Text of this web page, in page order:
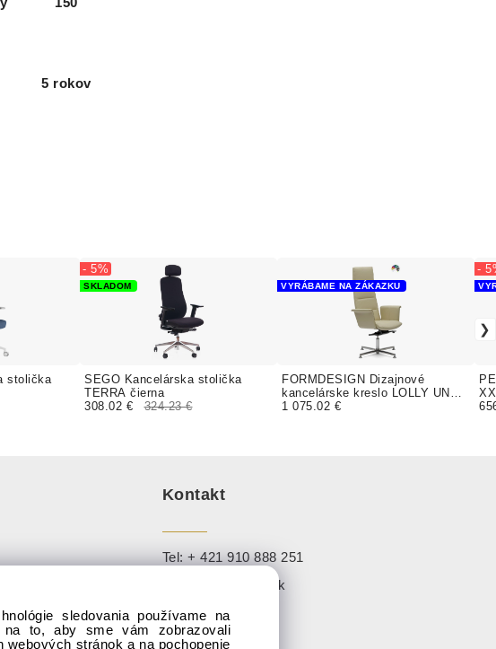
5 rokov
stolička
SEGO Kancelárska stolička
TERRA čierna
SKLADOM
- 5%
308.02 € 324.23 €
FORMDESIGN Dizajnové
kancelárske kreslo LOLLY UNA
GRAND čalúnenie KOMFORT
VYRÁBAME NA ZÁKAZKU
1 075.02 €
-
(0910 888 251,
Kontakt
Tel:+ 421 910 888 251
info@sadaj.sk
sledovania používame na
na to, aby sme vám zobrazovali
stránok a na pochopenie